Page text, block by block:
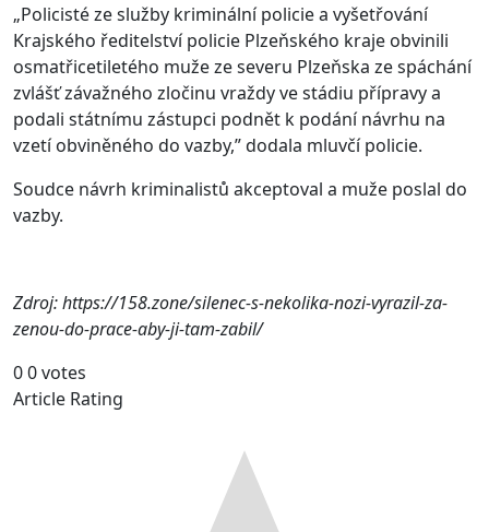
„Policisté ze služby kriminální policie a vyšetřování
Krajského ředitelství policie Plzeňského kraje obvinili
osmatřicetiletého muže ze severu Plzeňska ze spáchání
zvlášť závažného zločinu vraždy ve stádiu přípravy a
podali státnímu zástupci podnět k podání návrhu na
vzetí obviněného do vazby,” dodala mluvčí policie.
Soudce návrh kriminalistů akceptoval a muže poslal do
vazby.
Zdroj: https://158.zone/silenec-s-nekolika-nozi-vyrazil-za-
zenou-do-prace-aby-ji-tam-zabil/
00votes
Article Rating